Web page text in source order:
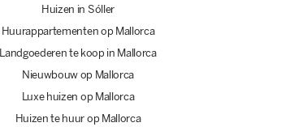
Huizen in Sóller
Huurappartementen op Mallorca
Landgoederen te koop in Mallorca
Nieuwbouw op Mallorca
Luxe huizen op Mallorca
Huizen te huur op Mallorca